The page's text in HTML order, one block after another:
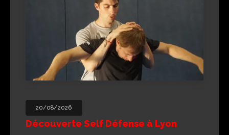
20/08/2026
Découverte Self Défense à Lyon